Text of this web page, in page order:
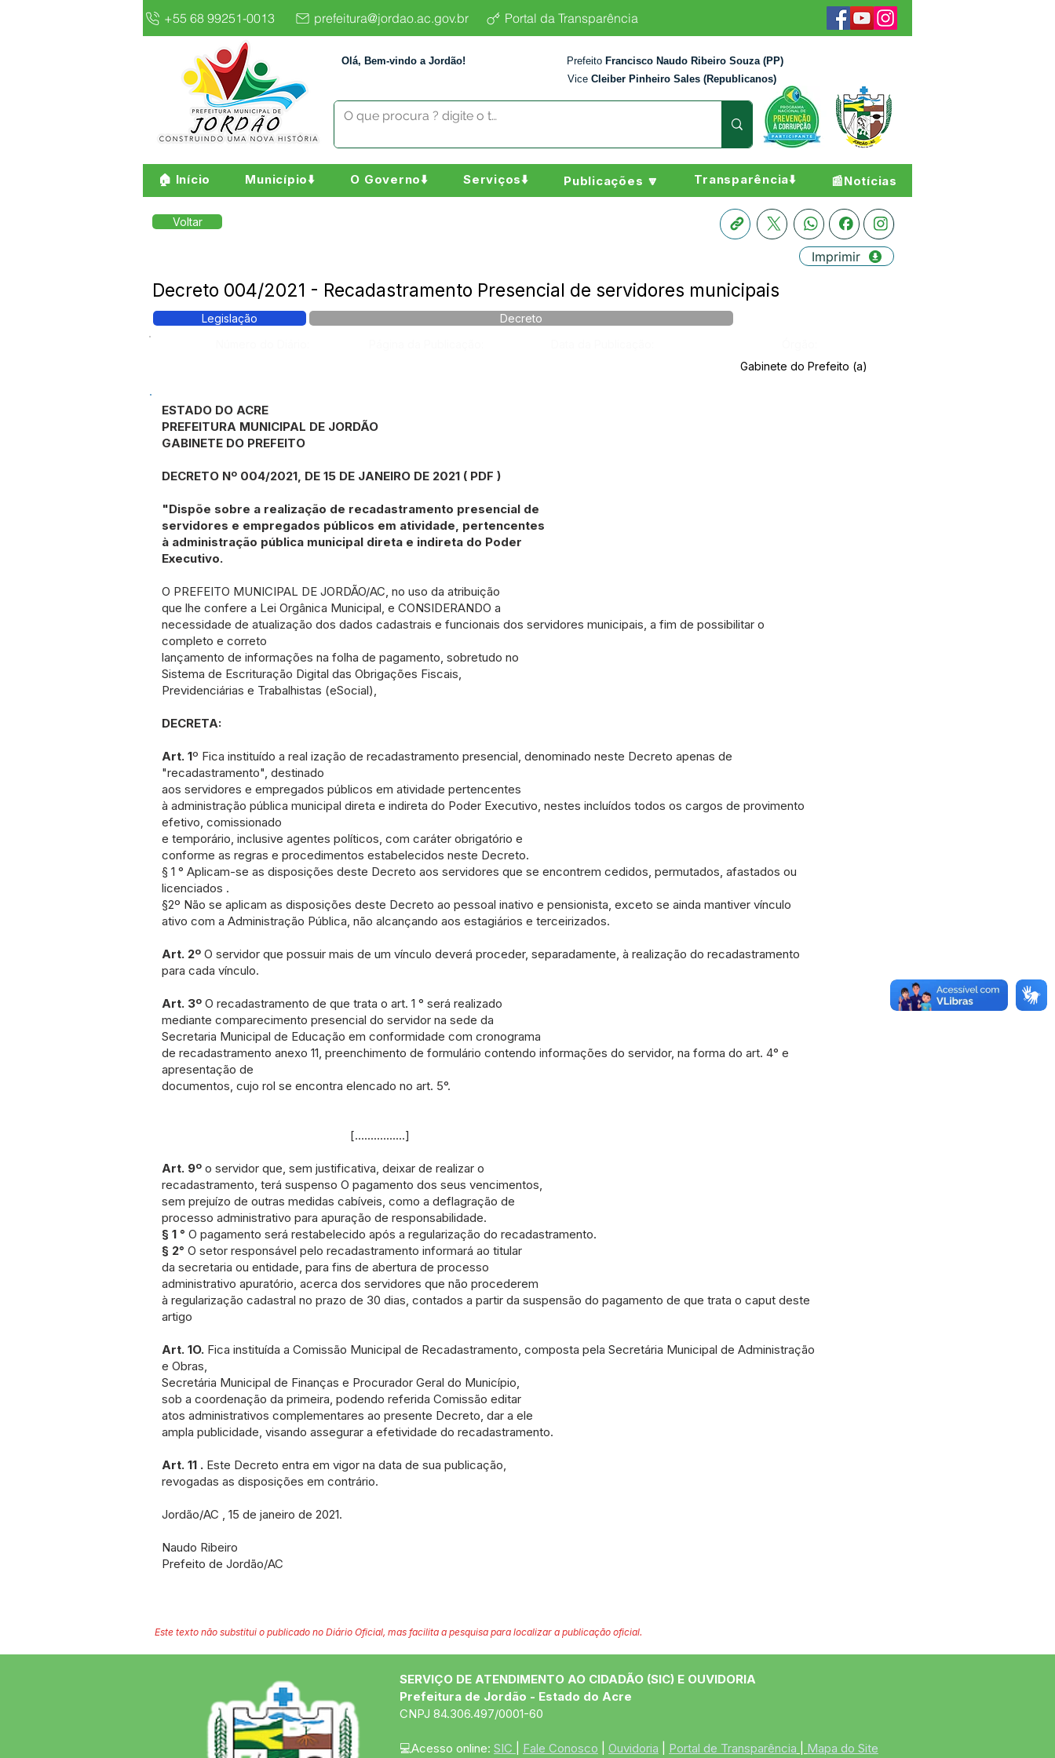
+55 68 99251-0013 prefeitura@jordao.ac.gov.br Portal da Transparência
Olá, Bem-vindo a Jordão! Prefeito Francisco Naudo Ribeiro Souza (PP)
Vice Cleiber Pinheiro Sales (Republicanos)
🏠 Início Município⬇️ O Governo⬇️ Serviços⬇️ Publicações 🔽 Transparência⬇️ 📰Notícias
Voltar
Imprimir
Decreto 004/2021 - Recadastramento Presencial de servidores municipais
Legislação
Decreto
Gabinete do Prefeito (a)
ESTADO DO ACRE
PREFEITURA MUNICIPAL DE JORDÃO
GABINETE DO PREFEITO
DECRETO Nº 004/2021, DE 15 DE JANEIRO DE 2021 ( PDF )
"Dispõe sobre a realização de recadastramento presencial de
servidores e empregados públicos em atividade, pertencentes
à administração pública municipal direta e indireta do Poder
Executivo.
O PREFEITO MUNICIPAL DE JORDÃO/AC, no uso da atribuição
que lhe confere a Lei Orgânica Municipal, e CONSIDERANDO a
necessidade de atualização dos dados cadastrais e funcionais dos servidores municipais, a fim de possibilitar o
completo e correto
lançamento de informações na folha de pagamento, sobretudo no
Sistema de Escrituração Digital das Obrigações Fiscais,
Previdenciárias e Trabalhistas (eSocial),
DECRETA:
Art. 1º Fica instituído a real ização de recadastramento presencial, denominado neste Decreto apenas de
"recadastramento", destinado
aos servidores e empregados públicos em atividade pertencentes
à administração pública municipal direta e indireta do Poder Executivo, nestes incluídos todos os cargos de provimento
efetivo, comissionado
e temporário, inclusive agentes políticos, com caráter obrigatório e
conforme as regras e procedimentos estabelecidos neste Decreto.
§ 1 ° Aplicam-se as disposições deste Decreto aos servidores que se encontrem cedidos, permutados, afastados ou
licenciados .
§2º Não se aplicam as disposições deste Decreto ao pessoal inativo e pensionista, exceto se ainda mantiver vínculo
ativo com a Administração Pública, não alcançando aos estagiários e terceirizados.
Art. 2º O servidor que possuir mais de um vínculo deverá proceder, separadamente, à realização do recadastramento
para cada vínculo.
Art. 3º O recadastramento de que trata o art. 1 ° será realizado
mediante comparecimento presencial do servidor na sede da
Secretaria Municipal de Educação em conformidade com cronograma
de recadastramento anexo 11, preenchimento de formulário contendo informações do servidor, na forma do art. 4° e
apresentação de
documentos, cujo rol se encontra elencado no art. 5°.
[................]
Art. 9º o servidor que, sem justificativa, deixar de realizar o
recadastramento, terá suspenso O pagamento dos seus vencimentos,
sem prejuízo de outras medidas cabíveis, como a deflagração de
processo administrativo para apuração de responsabilidade.
§ 1 ° O pagamento será restabelecido após a regularização do recadastramento.
§ 2° O setor responsável pelo recadastramento informará ao titular
da secretaria ou entidade, para fins de abertura de processo
administrativo apuratório, acerca dos servidores que não procederem
à regularização cadastral no prazo de 30 dias, contados a partir da suspensão do pagamento de que trata o caput deste
artigo
Art. 1O. Fica instituída a Comissão Municipal de Recadastramento, composta pela Secretária Municipal de Administração
e Obras,
Secretária Municipal de Finanças e Procurador Geral do Município,
sob a coordenação da primeira, podendo referida Comissão editar
atos administrativos complementares ao presente Decreto, dar a ele
ampla publicidade, visando assegurar a efetividade do recadastramento.
Art. 11 . Este Decreto entra em vigor na data de sua publicação,
revogadas as disposições em contrário.
Jordão/AC , 15 de janeiro de 2021.
Naudo Ribeiro
Prefeito de Jordão/AC
Este texto não substitui o publicado no Diário Oficial, mas facilita a pesquisa para localizar a publicação oficial.
SERVIÇO DE ATENDIMENTO AO CIDADÃO (SIC) E OUVIDORIA
Prefeitura de Jordão - Estado do Acre
CNPJ 84.306.497/0001-60
💻Acesso online: SIC Fale Conosco Ouvidoria Portal de Transparência Mapa do Site